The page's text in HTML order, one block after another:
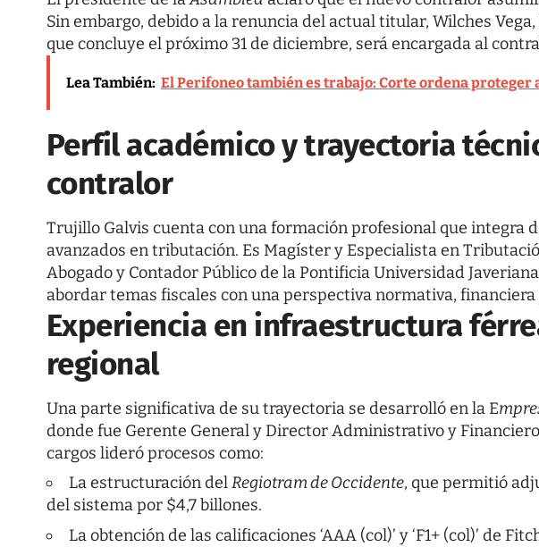
Sin embargo, debido a la renuncia del actual titular, Wilches
que concluye el próximo 31 de diciembre, será encargada al
Lea También: El Perifoneo también es trabajo: Corte ordena proteger
Perfil académico y trayectoria
contralor
Trujillo Galvis cuenta con una formación profesional que integra
avanzados en tributación. Es Magíster y Especialista en
Abogado y Contador Público de la Pontificia Universidad
abordar temas fiscales con una perspectiva normativa,
Experiencia en infraestructura
regional
Una parte significativa de su trayectoria se desarrolló en la E
donde fue Gerente General y Director Administrativo y
cargos lideró procesos como:
La estructuración delRegiotram de Occidente, que permitió
del sistema por $4,7 billones.
La obtención de las calificaciones ‘AAA (col)’ y ‘F1+ (col)’ de